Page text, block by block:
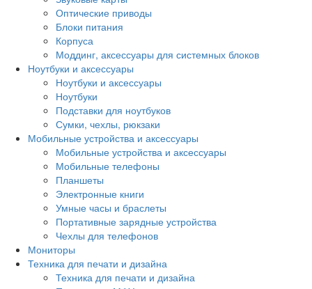
Оптические приводы
Блоки питания
Корпуса
Моддинг, аксессуары для системных блоков
Ноутбуки и аксессуары
Ноутбуки и аксессуары
Ноутбуки
Подставки для ноутбуков
Сумки, чехлы, рюкзаки
Мобильные устройства и аксессуары
Мобильные устройства и аксессуары
Мобильные телефоны
Планшеты
Электронные книги
Умные часы и браслеты
Портативные зарядные устройства
Чехлы для телефонов
Мониторы
Техника для печати и дизайна
Техника для печати и дизайна